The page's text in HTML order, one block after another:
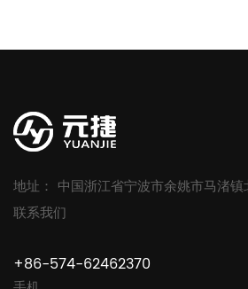
地址： 中国浙江省宁波市余姚市马渚
联系我们
+86-574-62462370